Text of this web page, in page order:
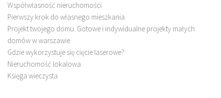
Współwłasność nieruchomości
Pierwszy krok do własnego mieszkania
Projekt twojego domu. Gotowe i indywidualne projekty małych
domów w warszawie
Gdzie wykorzystuje się cięcie laserowe?
Nieruchomość lokalowa
Księga wieczysta